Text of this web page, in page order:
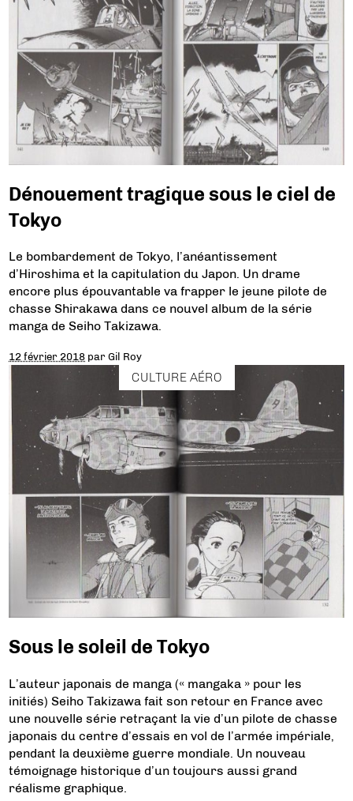
Dénouement tragique sous le ciel de
Tokyo
Le bombardement de Tokyo, l’anéantissement
d’Hiroshima et la capitulation du Japon. Un drame
encore plus épouvantable va frapper le jeune pilote de
chasse Shirakawa dans ce nouvel album de la série
manga de Seiho Takizawa.
12 février 2018 parGil Roy
CULTURE AÉRO
Sous le soleil de Tokyo
L’auteur japonais de manga (« mangaka » pour les
initiés) Seiho Takizawa fait son retour en France avec
une nouvelle série retraçant la vie d’un pilote de chasse
japonais du centre d’essais en vol de l’armée impériale,
pendant la deuxième guerre mondiale. Un nouveau
témoignage historique d’un toujours aussi grand
réalisme graphique.